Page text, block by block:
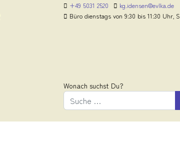
+49 5031 2520
kg.idensen@evlka.de
Büro dienstags von 9:30 bis 11:30
Wonach suchst Du?